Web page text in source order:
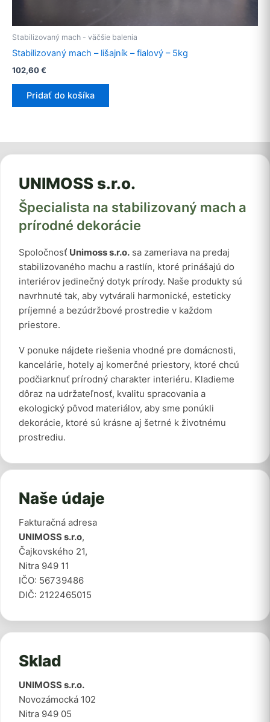
Stabilizovaný mach - väčšie balenia
Stabilizovaný mach – lišajník – fialový – 5kg
102,60€
Pridať do košíka
UNIMOSS s.r.o.
Špecialista na stabilizovaný mach a
prírodné dekorácie
Spoločnosť Unimoss s.r.o. sa zameriava na predaj
stabilizovaného machu a rastlín, ktoré prinášajú do
interiérov jedinečný dotyk prírody. Naše produkty sú
navrhnuté tak, aby vytvárali harmonické, esteticky
príjemné a bezúdržbové prostredie v každom
priestore.
V ponuke nájdete riešenia vhodné pre domácnosti,
kancelárie, hotely aj komerčné priestory, ktoré chcú
podčiarknuť prírodný charakter interiéru. Kladieme
dôraz na udržateľnosť, kvalitu spracovania a
ekologický pôvod materiálov, aby sme ponúkli
dekorácie, ktoré sú krásne aj šetrné k životnému
prostrediu.
Naše údaje
Fakturačná adresa
UNIMOSS s.r.o,
Čajkovského 21,
Nitra 949 11
IČO: 56739486
DIČ: 2122465015
Sklad
UNIMOSS s.r.o.
Novozámocká 102
Nitra 949 05